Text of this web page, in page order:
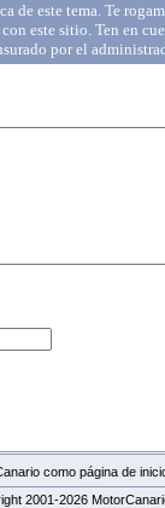
de este tema. Te
este sitio. Ten en
por el
como página de
2001-2026